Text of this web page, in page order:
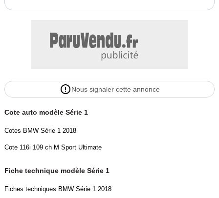
Nous signaler cette annonce
Cote auto modèle Série 1
Cotes BMW Série 1 2018
Cote 116i 109 ch M Sport Ultimate
Fiche technique modèle Série 1
Fiches techniques BMW Série 1 2018